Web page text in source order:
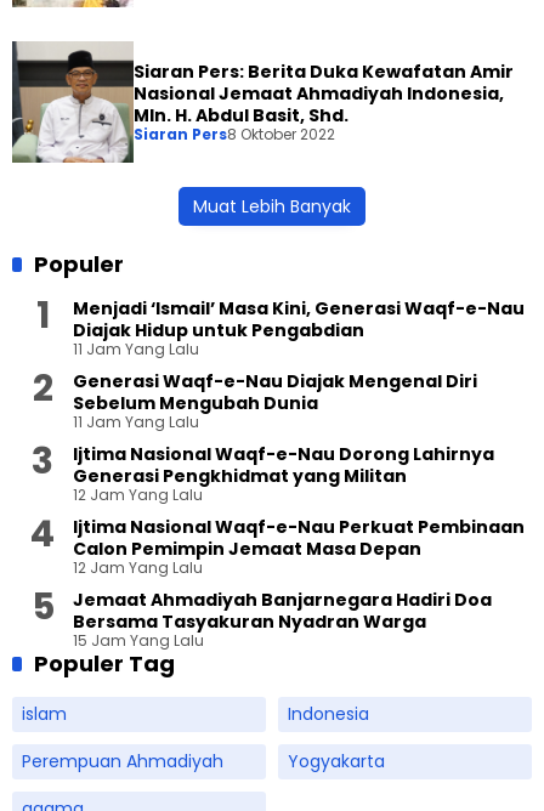
Siaran Pers: Berita Duka Kewafatan Amir
Nasional Jemaat Ahmadiyah Indonesia,
Mln. H. Abdul Basit, Shd.
Siaran Pers8 Oktober 2022
Muat Lebih Banyak
Populer
Menjadi ‘Ismail’ Masa Kini, Generasi Waqf-e-Nau
Diajak Hidup untuk Pengabdian
11 Jam Yang Lalu
Generasi Waqf-e-Nau Diajak Mengenal Diri
Sebelum Mengubah Dunia
11 Jam Yang Lalu
Ijtima Nasional Waqf-e-Nau Dorong Lahirnya
Generasi Pengkhidmat yang Militan
12 Jam Yang Lalu
Ijtima Nasional Waqf-e-Nau Perkuat Pembinaan
Calon Pemimpin Jemaat Masa Depan
12 Jam Yang Lalu
Jemaat Ahmadiyah Banjarnegara Hadiri Doa
Bersama Tasyakuran Nyadran Warga
15 Jam Yang Lalu
Populer Tag
islam
Indonesia
Perempuan Ahmadiyah
Yogyakarta